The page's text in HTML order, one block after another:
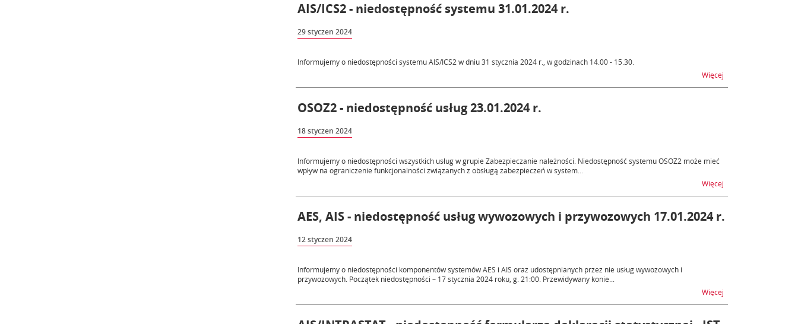
AIS/ICS2 - niedostępność systemu 31.01.2024 r.
29 styczen 2024
Informujemy o niedostępności systemu AIS/ICS2 w dniu 31 stycznia 2024 r., w godzinach 14.00 - 15.30.
Więcej
OSOZ2 - niedostępność usług 23.01.2024 r.
18 styczen 2024
Informujemy o niedostępności wszystkich usług w grupie Zabezpieczanie należności. Niedostępność systemu OSOZ2 może mieć
wpływ na ograniczenie funkcjonalności związanych z obsługą zabezpieczeń w system...
Więcej
AES, AIS - niedostępność usług wywozowych i przywozowych 17.01.2024 r.
12 styczen 2024
Informujemy o niedostępności komponentów systemów AES i AIS oraz udostępnianych przez nie usług wywozowych i
przywozowych. Początek niedostępności – 17 stycznia 2024 roku, g. 21:00. Przewidywany konie...
Więcej